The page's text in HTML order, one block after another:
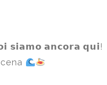
𝘀𝗶𝗮𝗺𝗼 𝗮𝗻𝗰𝗼𝗿𝗮 𝗾𝘂𝗶!